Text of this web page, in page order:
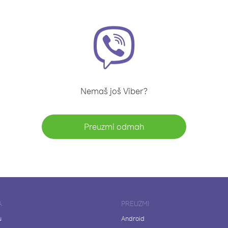
Nemaš još Viber?
Preuzmi odmah
PREUZMI
Android